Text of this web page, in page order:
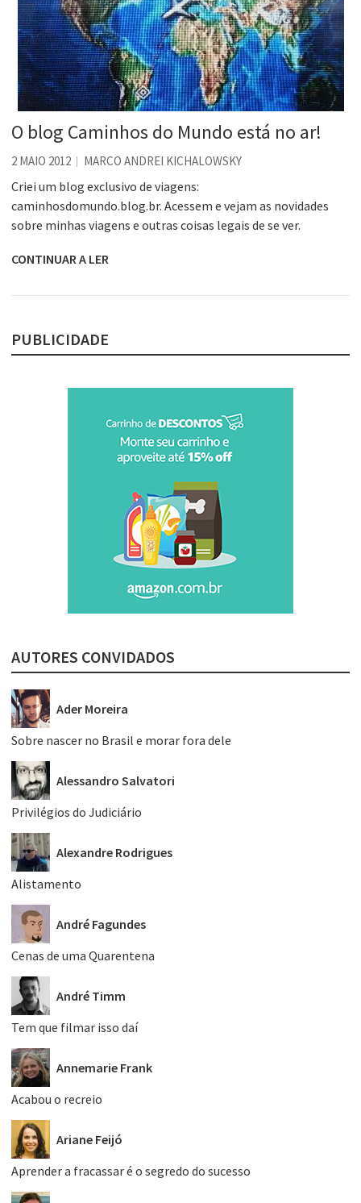
Os causos de Jorge Luis Borges
Voto obrigatório é correto?
Se queres salvar o mundo, o veganismo não é a resposta
O blog Caminhos do Mundo está no ar!
2 MAIO 2012 MARCO ANDREI KICHALOWSKY
Criei um blog exclusivo de viagens:
caminhosdomundo.blog.br. Acessem e vejam as novidades
sobre minhas viagens e outras coisas legais de se ver.
CONTINUAR A LER
PUBLICIDADE
AUTORES CONVIDADOS
Ader Moreira
Sobre nascer no Brasil e morar fora dele
Alessandro Salvatori
Privilégios do Judiciário
Alexandre Rodrigues
Alistamento
André Fagundes
Cenas de uma Quarentena
André Timm
Tem que filmar isso daí
Annemarie Frank
Acabou o recreio
Ariane Feijó
Aprender a fracassar é o segredo do sucesso